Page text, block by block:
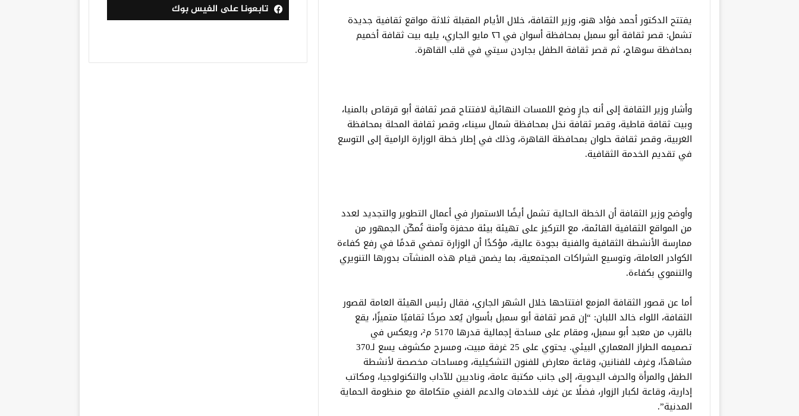
يفتتح الدكتور أحمد فؤاد هنو، وزير الثقافة، خلال الأيام المقبلة ثلاثة مواقع ثقافية جديدة
تشمل: قصر ثقافة أبو سمبل بمحافظة أسوان في ٢٦ مايو الجاري، يليه بيت ثقافة أخميم
بمحافظة سوهاج، ثم قصر ثقافة الطفل بجاردن سيتي في قلب القاهرة.
وأشار وزير الثقافة إلى أنه جارٍ وضع اللمسات النهائية لافتتاح قصر ثقافة أبو قرقاص بالمنيا،
وبيت ثقافة قاطية، وقصر ثقافة نخل بمحافظة شمال سيناء، وقصر ثقافة المحلة بمحافظة
الغربية، وقصر ثقافة حلوان بمحافظة القاهرة، وذلك في إطار خطة الوزارة الرامية إلى التوسع
في تقديم الخدمة الثقافية.
وأوضح وزير الثقافة أن الخطة الحالية تشمل أيضًا الاستمرار في أعمال التطوير والتجديد لعدد
من المواقع الثقافية القائمة، مع التركيز على تهيئة بيئة محفزة وآمنة تُمكّن الجمهور من
ممارسة الأنشطة الثقافية والفنية بجودة عالية، مؤكدًا أن الوزارة تمضي قدمًا في رفع كفاءة
الكوادر العاملة، وتوسيع الشراكات المجتمعية، بما يضمن قيام هذه المنشآت بدورها التنويري
والتنموي بكفاءة.
أما عن قصور الثقافة المزمع افتتاحها خلال الشهر الجاري، فقال رئيس الهيئة العامة لقصور
الثقافة، اللواء خالد اللبان: “إن قصر ثقافة أبو سمبل بأسوان يُعد صرحًا ثقافيًا متميزًا، يقع
بالقرب من معبد أبو سمبل، ومقام على مساحة إجمالية قدرها 5170 م²، ويعكس في
تصميمه الطراز المعماري البيئي. يحتوي على 25 غرفة مبيت، ومسرح مكشوف يسع لـ370
مشاهدًا، وغرف للفنانين، وقاعة معارض للفنون التشكيلية، ومساحات مخصصة لأنشطة
الطفل والمرأة والحرف اليدوية، إلى جانب مكتبة عامة، وناديين للآداب والتكنولوجيا، ومكاتب
إدارية، وقاعة لكبار الزوار، فضلًا عن غرف للخدمات والدعم الفني متكاملة مع منظومة الحماية
المدنية”.
تابعونا على الفيس بوك